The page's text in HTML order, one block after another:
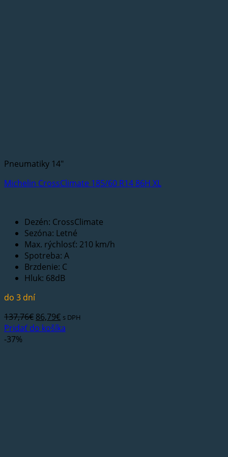
Pneumatiky 14"
Michelin CrossClimate 185/60 R14 86H XL
Dezén: CrossClimate
Sezóna: Letné
Max. rýchlosť: 210 km/h
Spotreba: A
Brzdenie: C
Hluk: 68dB
do 3 dní
137,76€ Pôvodná
cena
86,79€Aktuálna
cena
s DPH
Pridať do košíka
-37%